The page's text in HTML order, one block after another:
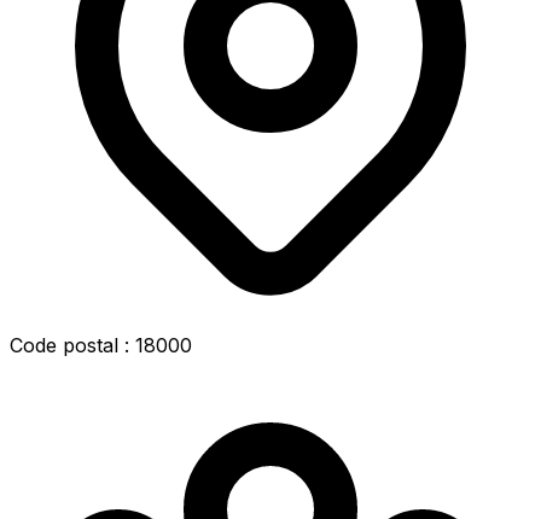
Code postal : 18000